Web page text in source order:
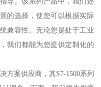
的选择，使您可以根据实际
兼容性。无论您是处于工业
我们都能为您提供定制化的
案供应商，其S7-1500系列